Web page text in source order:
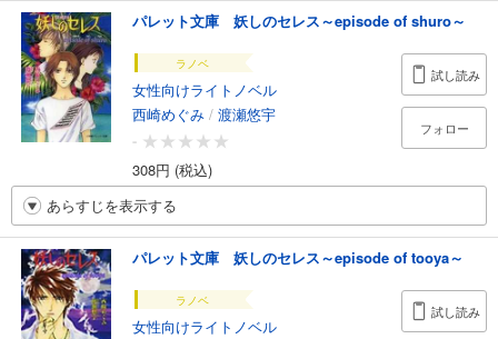
パレット文庫 妖しのセレス～episode of shuro～
ラノベ
女性向けライトノベル
西崎めぐみ / 渡瀬悠宇
-
308円 (税込)
試し読み
フォロー
あらすじを表示する
パレット文庫 妖しのセレス～episode of tooya～
ラノベ
女性向けライトノベル
試し読み